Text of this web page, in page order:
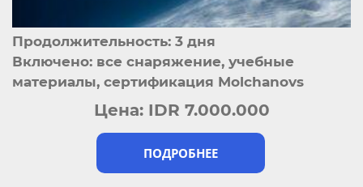
Продолжительность: 3 дня
Включено: все снаряжение, учебные
материалы, сертификация Molchanovs
ПОДРОБНЕЕ
Цена: IDR 7.000.000